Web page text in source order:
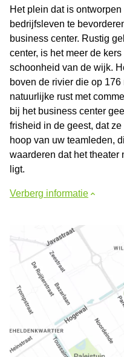
Het plein dat is
bedrijfsleven te
business center. Rustig
center, is het meer de
schoonheid van de wijk.
boven de rivier die op
natuurlijke rust met
bij het business center
frisheid in de geest, dat
hoop van uw teamleden,
waarderen dat het theater
ligt.
Verberg informatie